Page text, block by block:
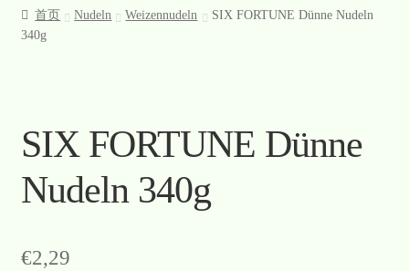
首页 Nudeln Weizennudeln
SIX FORTUNE Dünne Nudeln
340g
SIX FORTUNE Dünne
Nudeln 340g
€2,29